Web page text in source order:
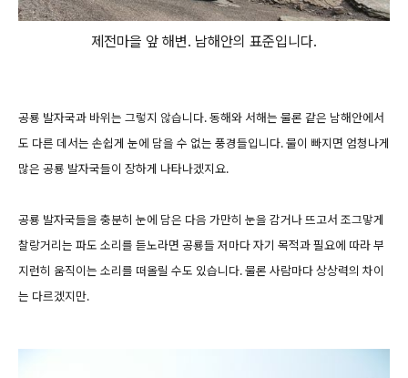
제전마을 앞 해변. 남해안의 표준입니다.
공룡 발자국과 바위는 그렇지 않습니다. 동해와 서해는 물론 같은 남해안에서
도 다른 데서는 손쉽게 눈에 담을 수 없는 풍경들입니다. 물이 빠지면 엄청나게
많은 공룡 발자국들이 장하게 나타나겠지요.
공룡 발자국들을 충분히 눈에 담은 다음 가만히 눈을 감거나 뜨고서 조그맣게
찰랑거리는 파도 소리를 듣노라면 공룡들 저마다 자기 목적과 필요에 따라 부
지런히 움직이는 소리를 떠올릴 수도 있습니다. 물론 사람마다 상상력의 차이
는 다르겠지만.